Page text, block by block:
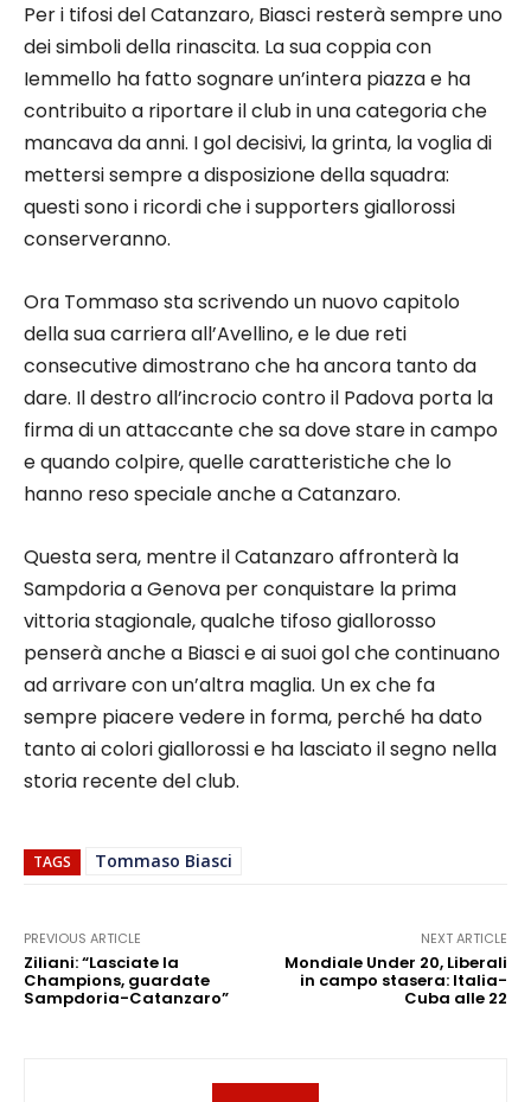
Per i tifosi del Catanzaro, Biasci resterà sempre uno
dei simboli della rinascita. La sua coppia con
Iemmello ha fatto sognare un’intera piazza e ha
contribuito a riportare il club in una categoria che
mancava da anni. I gol decisivi, la grinta, la voglia di
mettersi sempre a disposizione della squadra:
questi sono i ricordi che i supporters giallorossi
conserveranno.
Ora Tommaso sta scrivendo un nuovo capitolo
della sua carriera all’Avellino, e le due reti
consecutive dimostrano che ha ancora tanto da
dare. Il destro all’incrocio contro il Padova porta la
firma di un attaccante che sa dove stare in campo
e quando colpire, quelle caratteristiche che lo
hanno reso speciale anche a Catanzaro.
Questa sera, mentre il Catanzaro affronterà la
Sampdoria a Genova per conquistare la prima
vittoria stagionale, qualche tifoso giallorosso
penserà anche a Biasci e ai suoi gol che continuano
ad arrivare con un’altra maglia. Un ex che fa
sempre piacere vedere in forma, perché ha dato
tanto ai colori giallorossi e ha lasciato il segno nella
storia recente del club.
TAGS Tommaso Biasci
PREVIOUS ARTICLE
Ziliani: “Lasciate la
Champions, guardate
Sampdoria-Catanzaro”
NEXT ARTICLE
Mondiale Under 20, Liberali
in campo stasera: Italia-
Cuba alle 22